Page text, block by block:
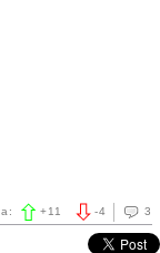
3
-4
+11